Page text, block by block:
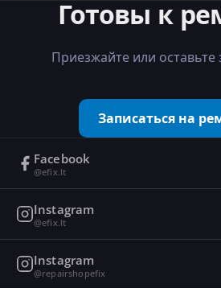
Готовы к
Приезжайте или оставьте
Записаться на
Facebook
@efix.lt
Instagram
@efix.lt
Instagram
@repairshopefix